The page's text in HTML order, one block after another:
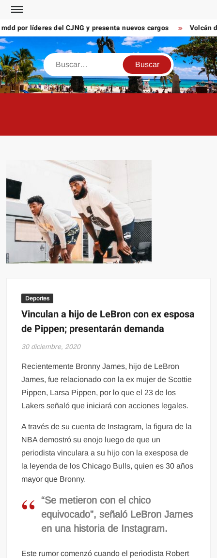
Saltar
contenido
por líderes del CJNG y presenta nuevos cargos Volcán de
Buscar
Deportes
Vinculan a hijo de LeBron con ex esposa
de Pippen; presentarán demanda
30 diciembre, 2020
Recientemente Bronny James, hijo de LeBron
James, fue relacionado con la ex mujer de Scottie
Pippen, Larsa Pippen, por lo que el 23 de los
Lakers señaló que iniciará con acciones legales.
A través de su cuenta de Instagram, la figura de la
NBA demostró su enojo luego de que un
periodista vinculara a su hijo con la exesposa de
la leyenda de los Chicago Bulls, quien es 30 años
mayor que Bronny.
“Se metieron con el chico
equivocado”, señaló LeBron James
en una historia de Instagram.
Este rumor comenzó cuando el periodista Robert